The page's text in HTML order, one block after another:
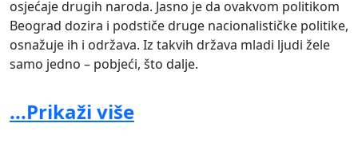
osjećaje drugih naroda. Jasno je da ovakvom politikom
Beograd dozira i podstiče druge nacionalističke politike,
osnažuje ih i održava. Iz takvih država mladi ljudi žele
samo jedno – pobjeći, što dalje.
politike treba reći odlučno NE.
...Prikaži više